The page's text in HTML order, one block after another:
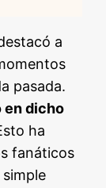
a
pasada.
en dicho
ha
fanáticos